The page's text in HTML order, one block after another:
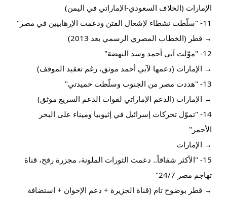
الإمارات (الخلاف السعودي-الإماراتي في اليمن)
11- "سلّطت نشطاء لإشعال الفتن ودعمت الإرهابيين في مصر"
→ قطر (الخطاب المصري الرسمي بعد 2013)
12- "موّلت آبي أحمد وسد النهضة"
→ الإمارات (دعمها لآبي أحمد موثق، رغم تعقيد الموقف)
13- "هددت مصر من الجنوب وسلّطت حميدتي"
→ الإمارات (الدعم الإماراتي لقوات الدعم السريع موثق)
14- "تموّل تحركات إسرائيل في إثيوبيا وميناء على البحر
الأحمر"
→ الإمارات
15- "الأكثر شقاقاً.. دعمت الثورات الملونة، مجزرة رفح، قناة
تهاجم مصر 24/7"
→ قطر بوضوح تام (قناة الجزيرة + دعم الإخوان + استضافة